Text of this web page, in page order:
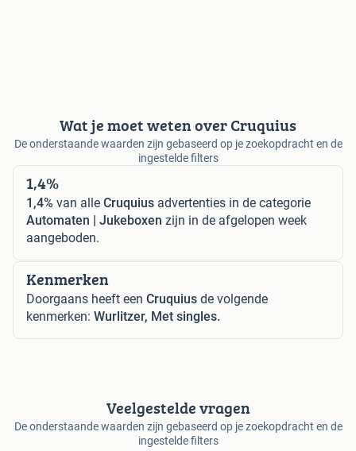
Wat je moet weten over Cruquius
De onderstaande waarden zijn gebaseerd op je zoekopdracht en de
ingestelde filters
1,4%
1,4% van alle Cruquius advertenties in de categorie
Automaten | Jukeboxen zijn in de afgelopen week
aangeboden.
Kenmerken
Doorgaans heeft een Cruquius de volgende
kenmerken: Wurlitzer, Met singles.
Veelgestelde vragen
De onderstaande waarden zijn gebaseerd op je zoekopdracht en de
ingestelde filters